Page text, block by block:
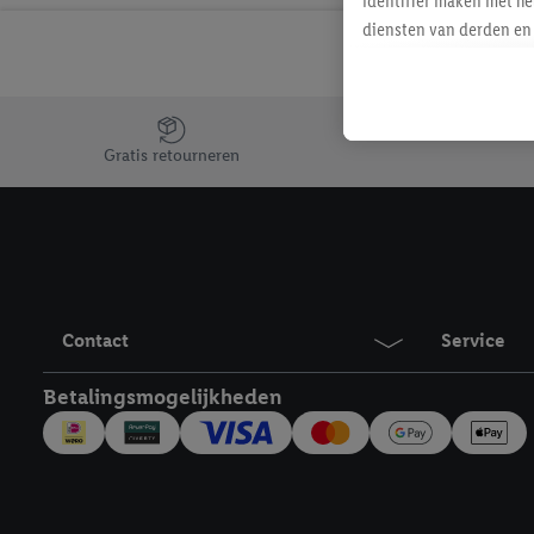
Jouw voordelen bij ons als Lidl webshop klant
Gratis retourneren
Contact Service
Betalingsmogelijkheden
diensten van derden
Als je hiervoor
eerder interesse hebt
maar het niet te
mailadres en met
Onder "Aanpassen"
Door te klikken op
technieken worden
inclusief over de
trekken, vind je in onze
over de cookies die